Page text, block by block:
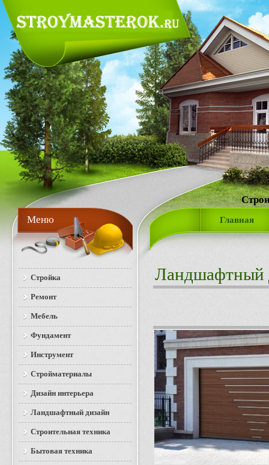
Главная
Ландшафтный
Меню
Стройка
Ремонт
Мебель
Фундамент
Инструмент
Стройматериалы
Дизайн интерьера
Ландшафтный дизайн
Строительная техника
Бытовая техника